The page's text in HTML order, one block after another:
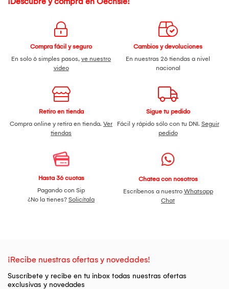
Compra fácil y seguro
En solo 6 simples pasos, ve nuestro
video
Cambios y devoluciones
En nuestras 26 tiendas a nivel
nacional
Retiro en tienda
Compra online y retira en tienda. Ver
tiendas
Sigue tu pedido
Fácil y rápido sólo con tu DNI. Seguir
pedido
Hasta 36 cuotas
Pagando con Sip
¿No la tienes? Solicítala
Chatea con nosotros
Escríbenos a nuestro Whatsapp
Chat
¡Recibe nuestras ofertas y novedades!
Suscríbete y recibe en tu inbox todas nuestras ofertas
exclusivas y novedades